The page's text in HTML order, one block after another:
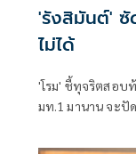
'รังสิมันต์' ซั
ไม่ได้
'โรม' ชี้ทุจริตสอบ
มท.1 มานาน จะปั
ลักษณะอื่น